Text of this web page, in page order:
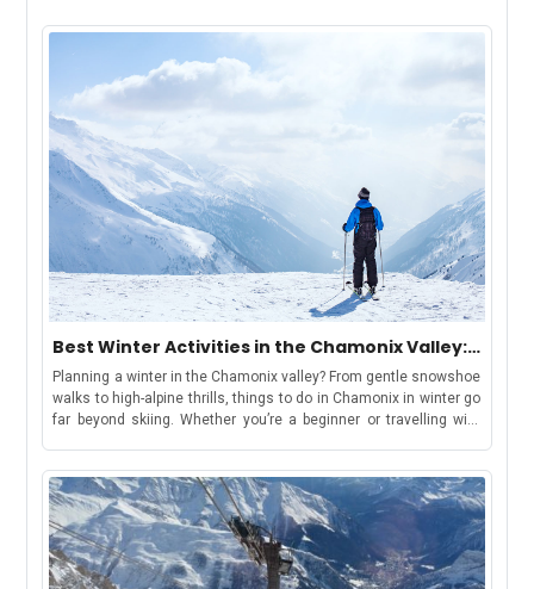
Best Winter Activities in the Chamonix Valley:
Chamonix, Les Houches, Argentière &
Vallorcine
Planning a winter in the Chamonix valley? From gentle snowshoe
walks to high-alpine thrills, things to do in Chamonix in winter go
far beyond skiing. Whether you’re a beginner or travelling with
find your winter base in the Chamonix ValleyBut first, let’s
understand-How to Use This GuideWe have curated this guide to
make your holiday shortlisting a cakewalk. This guide includes
each area in the valley, offering a distinct winter
experience:Chamonix: ideal for lively stays, easy access to